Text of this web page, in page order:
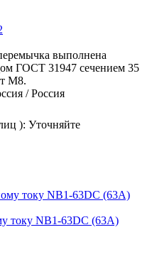
выполнена
ГОСТ 31947 сечением 35
М8.
/ Россия
): Уточняйте
току NB1-63DC (63А)